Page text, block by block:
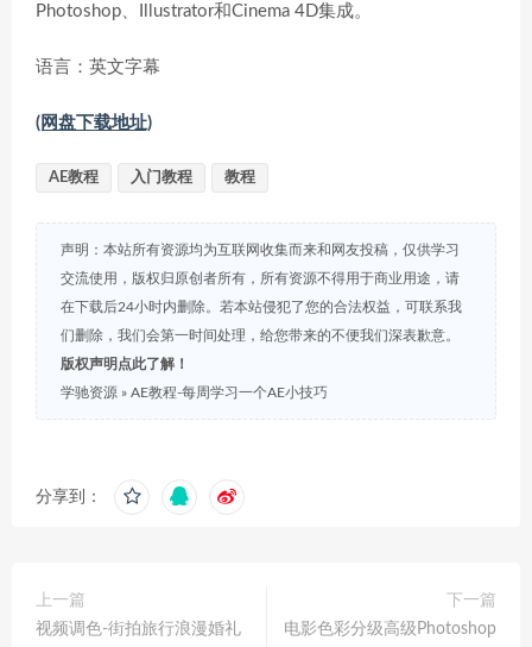
Photoshop、Illustrator和Cinema 4D集成。
语言：英文字幕
(网盘下载地址)
AE教程 入门教程 教程
声明：本站所有资源均为互联网收集而来和网友投稿，仅供学习
交流使用，版权归原创者所有，所有资源不得用于商业用途，请
在下载后24小时内删除。若本站侵犯了您的合法权益，可联系我
们删除，我们会第一时间处理，给您带来的不便我们深表歉意。
版权声明点此了解！
学驰资源 » AE教程-每周学习一个AE小技巧
分享到：
上一篇
视频调色-街拍旅行浪漫婚礼
下一篇
电影色彩分级高级Photoshop